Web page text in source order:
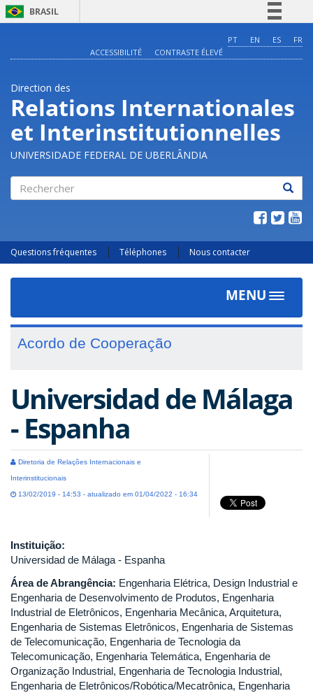
BRASIL
Comunica BR
Acesso à informação
Legislação
Canais
PT EN ES
FR
ACCESSIBILITÉ
CONTRASTE ÉLEVÉ
Direction des
Relations Internationales
et Interinstitutionnelles
UNIVERSIDADE FEDERAL DE UBERLÂNDIA
Questions fréquentes Téléphones Nous contacter
MENU
Toggle
Acordo de Cooperação
Universidad de Málaga
- Espanha
Diretoria de Relações Internacionais e
Interinstitucionais
13/02/2019 - 14:53 - atualizado em 01/04/2022 - 16:34
Instituição:
Universidad de Málaga - Espanha
Área de Abrangência: Engenharia Elétrica, Design Industrial e
Engenharia de Desenvolvimento de Produtos, Engenharia
Industrial de Eletrônicos, Engenharia Mecânica, Arquitetura,
Engenharia de Sistemas Eletrônicos, Engenharia de Sistemas
de Telecomunicação, Engenharia de Tecnologia da
Telecomunicação, Engenharia Telemática, Engenharia de
Organização Industrial, Engenharia de Tecnologia Industrial,
Engenharia de Eletrônicos/Robótica/Mecatrônica, Engenharia